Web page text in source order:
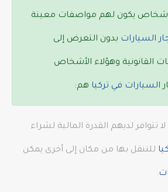
يكون لهم مواصفات معينة
السيارات بدون التعرض إلى
القانونية وهؤلاء الأشخاص
السيارات في تركيا هم:
تتوافر لديهم القدرة المالية لشراء
للتنقل بها من مكان إلى أخرى يمكن
.